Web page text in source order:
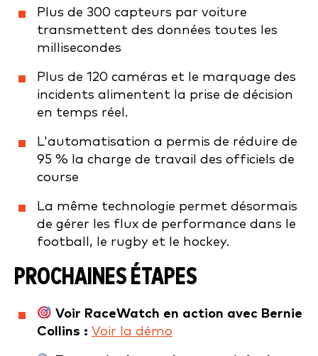
Plus de 300 capteurs par voiture
transmettent des données toutes les
millisecondes
Plus de 120 caméras et le marquage des
incidents alimentent la prise de décision
en temps réel.
L'automatisation a permis de réduire de
95 % la charge de travail des officiels de
course
La même technologie permet désormais
de gérer les flux de performance dans le
football, le rugby et le hockey.
PROCHAINES ÉTAPES
Voir RaceWatch en action avec Bernie
Collins : Voir la démo